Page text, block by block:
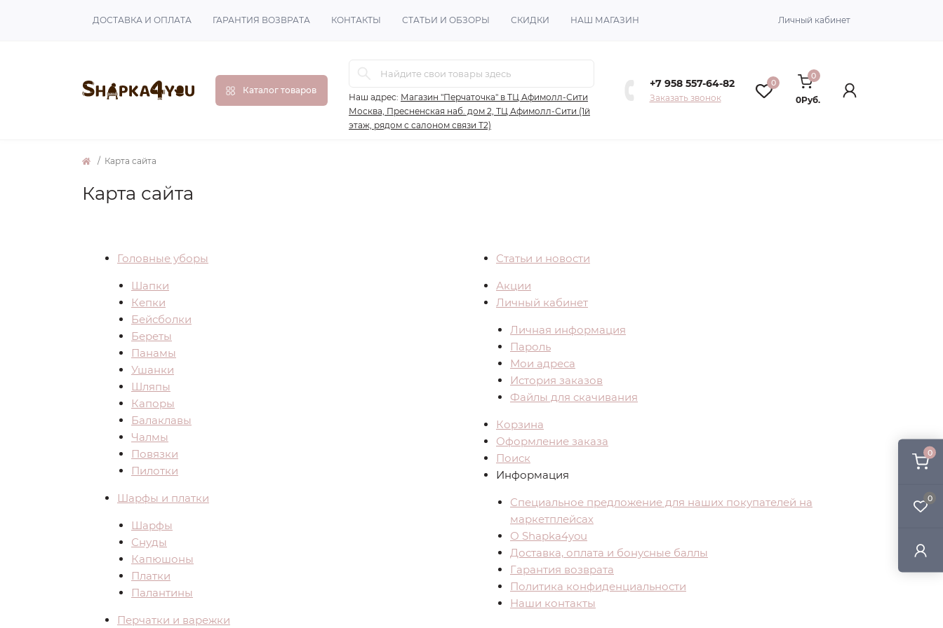
0
0
ДОСТАВКА И ОПЛАТА ГАРАНТИЯ ВОЗВРАТА КОНТАКТЫ СТАТЬИ И ОБЗОРЫ СКИДКИ НАШ МАГАЗИН Личный кабинет
Каталог товаров
Наш адрес: Магазин "Перчаточка" в ТЦ Афимолл-Сити
Москва, Пресненская наб. дом 2, ТЦ Афимолл-Сити (1й
этаж, рядом с салоном связи Т2)
+7 958 557-64-82
Заказать звонок
0
0
0Руб.
Карта сайта
Карта сайта
Головные уборы
Шапки
Кепки
Бейсболки
Береты
Панамы
Ушанки
Шляпы
Капоры
Балаклавы
Чалмы
Повязки
Пилотки
Шарфы и платки
Шарфы
Снуды
Капюшоны
Платки
Палантины
Перчатки и варежки
Статьи и новости
Акции
Личный кабинет
Личная информация
Пароль
Мои адреса
История заказов
Файлы для скачивания
Корзина
Оформление заказа
Поиск
Информация
Специальное предложение для наших покупателей на
маркетплейсах
О Shapka4you
Доставка, оплата и бонусные баллы
Гарантия возврата
Политика конфиденциальности
Наши контакты